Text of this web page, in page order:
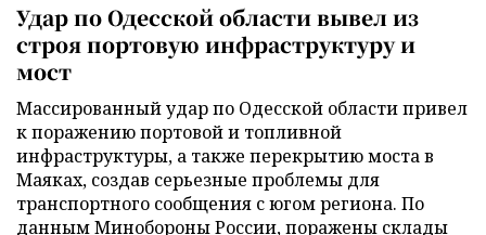
Удар по Одесской области вывел из
строя портовую инфраструктуру и
мост
Массированный удар по Одесской области привел
к поражению портовой и топливной
инфраструктуры, а также перекрытию моста в
Маяках, создав серьезные проблемы для
транспортного сообщения с югом региона. По
данным Минобороны России, поражены склады